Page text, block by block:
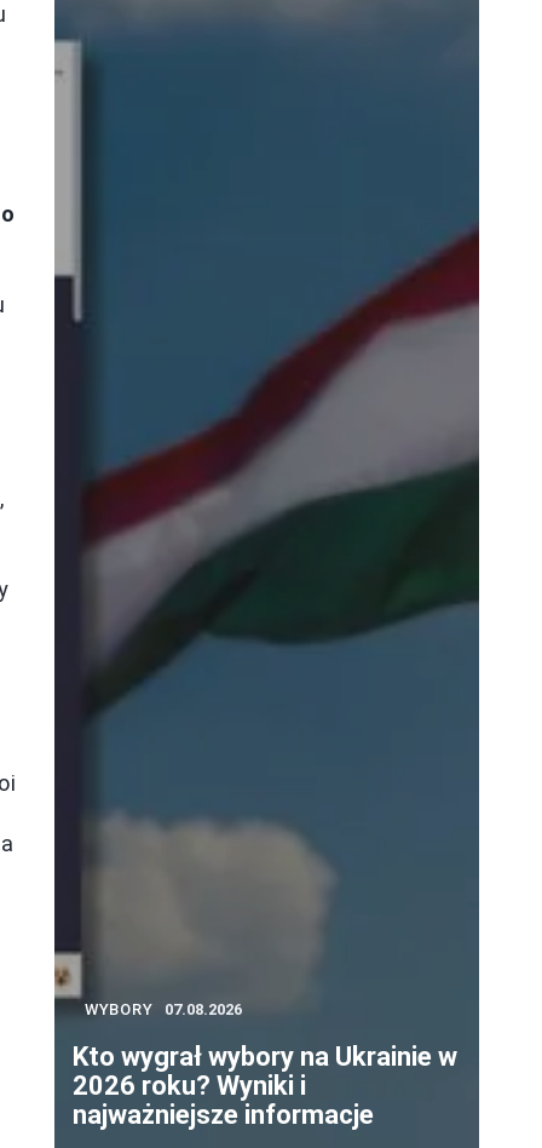
WYBORY 07.08.2026
Kto wygrał wybory na Ukrainie w
2026 roku? Wyniki i
najważniejsze informacje